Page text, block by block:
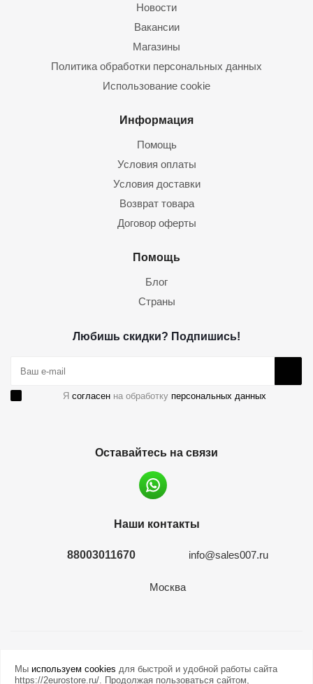
Новости
Вакансии
Магазины
Политика обработки персональных данных
Использование cookie
Информация
Помощь
Условия оплаты
Условия доставки
Возврат товара
Договор оферты
Помощь
Блог
Страны
Любишь скидки? Подпишись!
Я согласен на обработку персональных данных
Оставайтесь на связи
Наши контакты
88003011670 info@sales007.ru
Москва
Мы используем cookies для быстрой и удобной работы сайта
https://2eurostore.ru/. Продолжая пользоваться сайтом,